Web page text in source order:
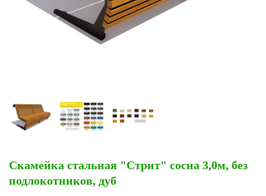
Скамейка стальная "Стрит" сосна 3,0м, без
подлокотников, дуб